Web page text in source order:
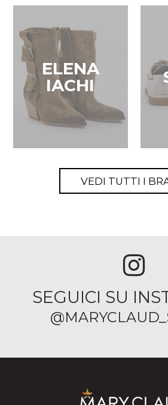
ELENA
IACHI
VEDI TUTTI I
SEGUICI SU